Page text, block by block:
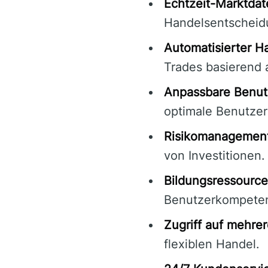
Echtzeit-
Automatisierter
Trades
Anpassbare
optimale
von Investitionen.
Zugriff auf
flexiblen Handel.